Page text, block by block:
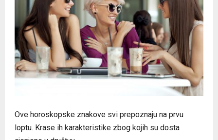
Ove horoskopske znakove svi prepoznaju na prvu
loptu. Krase ih karakteristike zbog kojih su dosta